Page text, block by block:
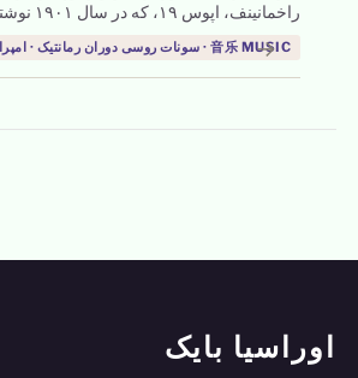
راخمانینف، اپوس ۱۹، که در سال ۱۹۰۱ نوشته...
音乐 MUSIC · سونات روسی دوران رمانتیک · امپراتوری روسیه
→
اوراسیا بایک